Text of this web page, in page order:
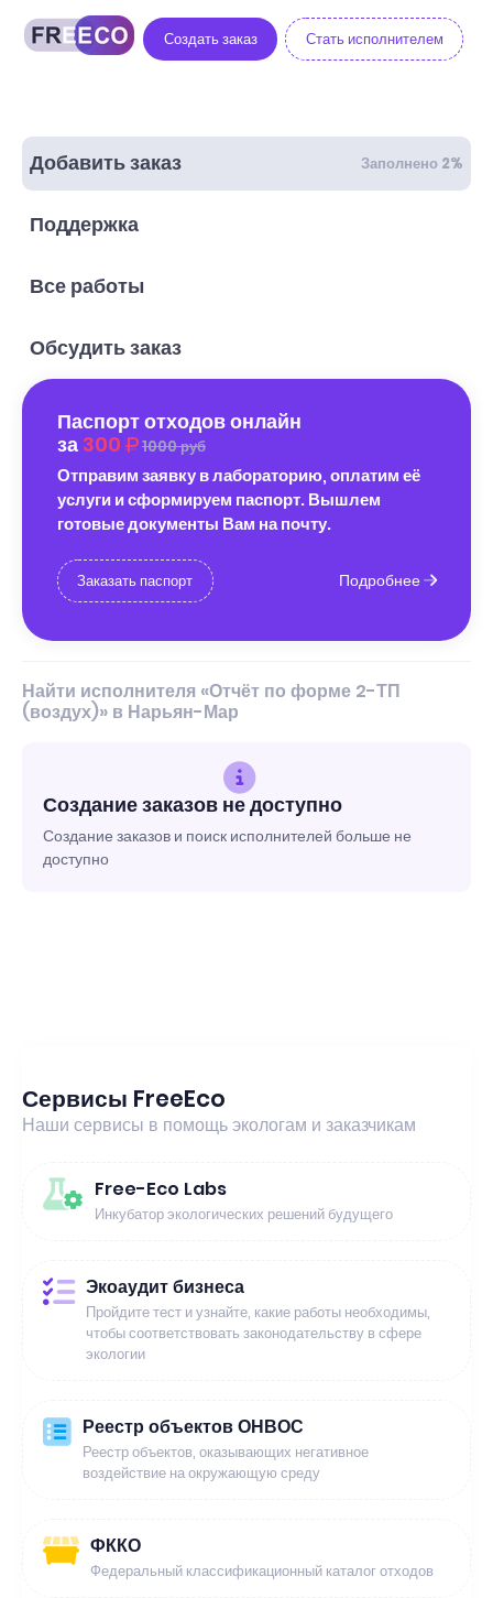
Создать заказ Стать исполнителем
Добавить заказ Заполнено 2%
Поддержка
Все работы
Обсудить заказ
Паспорт отходов онлайн
за 300 1000 руб
Отправим заявку в лабораторию, оплатим её
услуги и сформируем паспорт. Вышлем
готовые документы Вам на почту.
Заказать паспорт Подробнее
Найти исполнителя «Отчёт по форме 2-ТП
(воздух)» в Нарьян-Мар
Создание заказов не доступно
Создание заказов и поиск исполнителей больше не
доступно
Сервисы FreeEco
Наши сервисы в помощь экологам и заказчикам
Free-Eco Labs
Инкубатор экологических решений будущего
Экоаудит бизнеса
Пройдите тест и узнайте, какие работы необходимы,
чтобы соответствовать законодательству в сфере
экологии
Реестр объектов ОНВОС
Реестр объектов, оказывающих негативное
воздействие на окружающую среду
ФККО
Федеральный классификационный каталог отходов